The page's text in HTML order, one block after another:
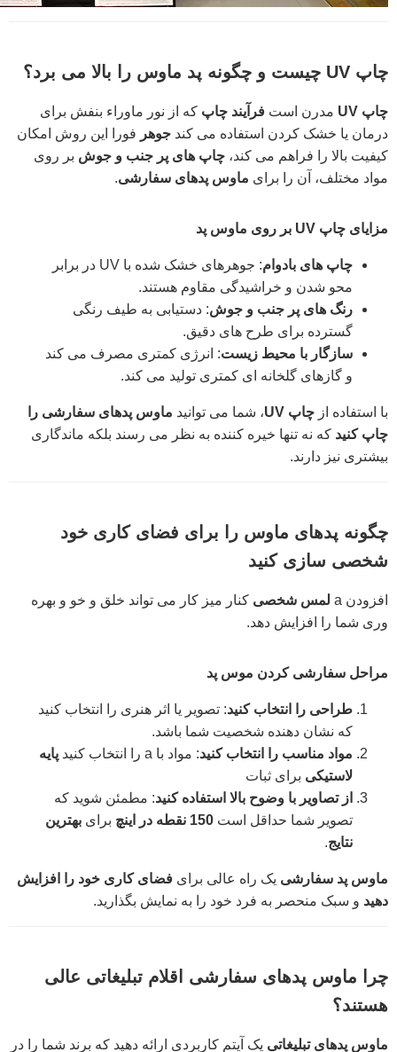
چاپ UV چیست و چگونه پد ماوس را بالا می برد؟
چاپ UV مدرن است فرآیند چاپ که از نور ماوراء بنفش برای
درمان یا خشک کردن استفاده می کند جوهر فورا این روش امکان
کیفیت بالا را فراهم می کند، چاپ های پر جنب و جوش بر روی
مواد مختلف، آن را برای ماوس پدهای سفارشی.
مزایای چاپ UV بر روی ماوس پد
چاپ های بادوام
: جوهرهای خشک شده با UV در برابر
محو شدن و خراشیدگی مقاوم هستند.
رنگ های پر جنب و جوش: دستیابی به طیف رنگی
گسترده برای طرح های دقیق.
سازگار با محیط زیست: انرژی کمتری مصرف می کند
و گازهای گلخانه ای کمتری تولید می کند.
با استفاده از چاپ UV ، شما می توانید ماوس پدهای سفارشی را
چاپ کنید که نه تنها خیره کننده به نظر می رسند بلکه ماندگاری
بیشتری نیز دارند.
چگونه پدهای ماوس را برای فضای کاری خود
شخصی سازی کنید
افزودن a لمس شخصی کنار میز کار می تواند خلق و خو و بهره
وری شما را افزایش دهد.
مراحل سفارشی کردن موس پد
طراحی را انتخاب کنید: تصویر یا اثر هنری را انتخاب کنید
که نشان دهنده شخصیت شما باشد.
مواد مناسب را انتخاب کنید: مواد با a را انتخاب کنید
پایه
لاستیکی برای ثبات
از تصاویر با وضوح بالا استفاده کنید: مطمئن شوید که
تصویر شما حداقل است 150 نقطه در اینچ برای بهترین
نتایج.
ماوس پد سفارشی یک راه عالی برای فضای کاری خود را افزایش
دهید و سبک منحصر به فرد خود را به نمایش بگذارید.
چرا ماوس پدهای سفارشی اقلام تبلیغاتی عالی
هستند؟
ماوس پدهای تبلیغاتی یک آیتم کاربردی ارائه دهید که برند شما را در